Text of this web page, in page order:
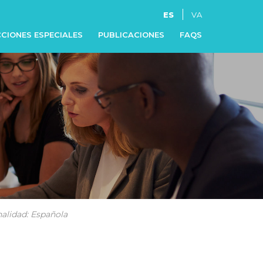
ES VA
ESPECIALES PUBLICACIONES FAQS
Española